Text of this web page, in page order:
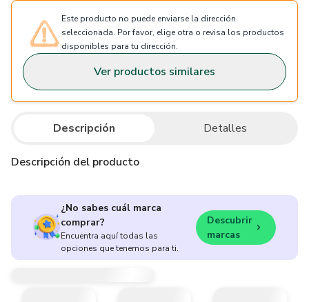
Este producto no puede enviarse la dirección
seleccionada. Por favor, elige otra o revisa los productos
disponibles para tu dirección.
Ver productos similares
Descripción Detalles
Descripción del producto
¿No sabes cuál marca
comprar?
Encuentra aquí todas las
opciones que tenemos para ti.
Descubrir
marcas